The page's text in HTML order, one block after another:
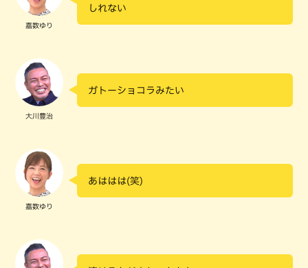
嘉数ゆり
しれない
大川豊治
ガトーショコラみたい
嘉数ゆり
あははは(笑)